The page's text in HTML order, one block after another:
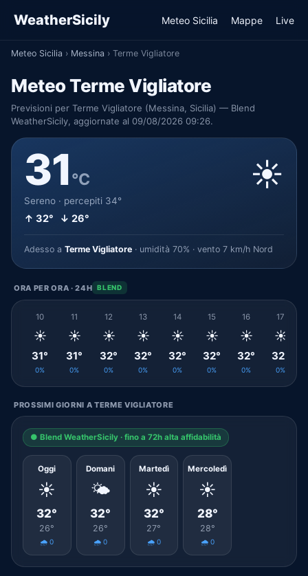
WeatherSicily Meteo Sicilia Mappe Live
Meteo Sicilia › Messina › Terme Vigliatore
Meteo Terme Vigliatore
Previsioni per Terme Vigliatore (Messina, Sicilia) — Blend
WeatherSicily, aggiornate al 09/08/2026 09:26.
31°C
Sereno · percepiti 34°
↑ 32° ↓ 26°
☀️
Adesso a Terme Vigliatore · umidità 70% · vento 7 km/h Nord
ORA PER ORA · 24H BLEND
10
☀️
31°
0%
11
☀️
31°
0%
12
☀️
32°
0%
13
☀️
32°
0%
14
☀️
32°
0%
15
☀️
32°
0%
16
☀️
32°
0%
17
☀️
32°
0%
PROSSIMI GIORNI A TERME VIGLIATORE
● Blend WeatherSicily · fino a 72h alta affidabilità
Oggi
☀️
32°
26°
🌧️ 0
Domani
🌤️
32°
26°
🌧️ 0
Martedì
☀️
32°
27°
🌧️ 0
Mercoledì
☀️
28°
28°
🌧️ 0